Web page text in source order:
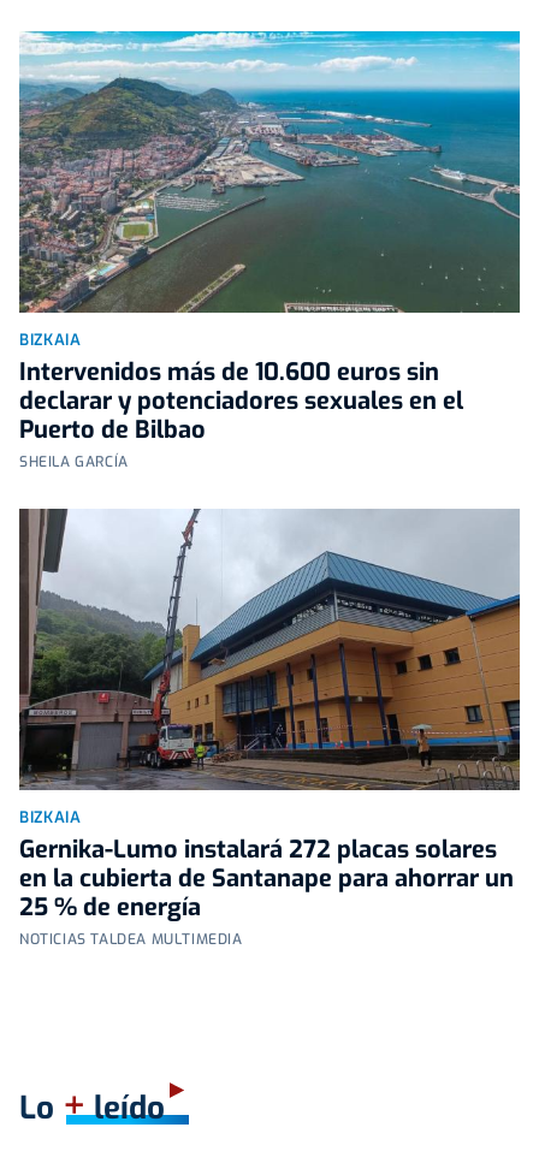
BIZKAIA
Intervenidos más de 10.600 euros sin
declarar y potenciadores sexuales en el
Puerto de Bilbao
SHEILA GARCÍA
BIZKAIA
Gernika-Lumo instalará 272 placas solares
en la cubierta de Santanape para ahorrar un
25 % de energía
NOTICIAS TALDEA MULTIMEDIA
Lo +leído